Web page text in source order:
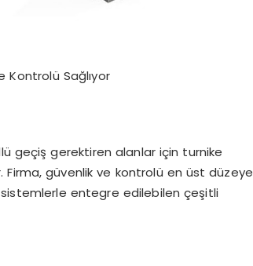
Kontrolü Sağlıyor
geçiş gerektiren alanlar için turnike
Firma, güvenlik ve kontrolü en üst düzeye
sistemlerle entegre edilebilen çeşitli